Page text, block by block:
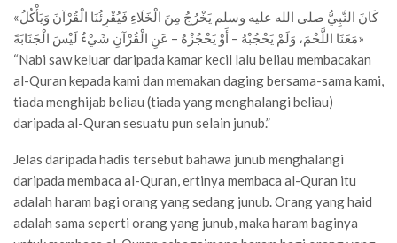
«كَانَ النَّبِيُّ صلى الله عليه وسلم يَخْرُجُ مِنَ الْخَلَاءِ فَيُقْرِئُنَا الْقُرْآنَ وَيَأْكُلُ
مَعَنَا اللَّحْمَ، وَلَمْ يَحْجُبْهُ – أَوْ يَحْجُزْهُ – عَنِ الْقُرْآنِ شَيْءٌ لَيْسَ الْجَنَابَةَ»
“Nabi saw keluar daripada kamar kecil lalu beliau membacakan
al-Quran kepada kami dan memakan daging bersama-sama kami,
tiada menghijab beliau (tiada yang menghalangi beliau)
daripada al-Quran sesuatu pun selain junub.”
Jelas daripada hadis tersebut bahawa junub menghalangi
daripada membaca al-Quran, ertinya membaca al-Quran itu
adalah haram bagi orang yang sedang junub. Orang yang haid
adalah sama seperti orang yang junub, maka haram baginya